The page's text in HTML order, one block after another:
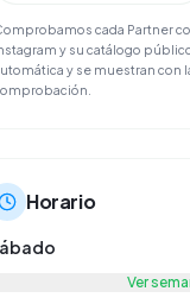
cada Partner
y su catálogo
y se muestran con
Horario
Ver